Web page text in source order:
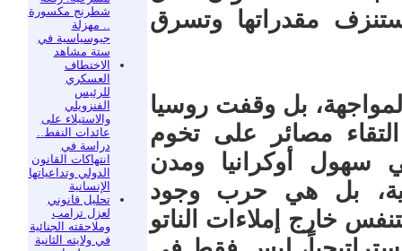
شطرنج مكسورة
.. مهزلة
جيوسياسية في
ستة مشاهد
الاختطاف
العسكري
للرئيس
الفنزويلي
والاستيلاء على
عائدات النفط..
دراسة في
انتهاكات القانون
الدولي وتداعياتها
الإنسانية
تحليل قانوني
لعزل ترامب
وملاحقته الجنائية
في ولايته الثانية
مقدراتها وتسرق
بل وقفت روسيا
مصائر على تخوم
سهول أوكرانيا ومدن
بل هي حرب وجود
خارج إملاءات الناتو